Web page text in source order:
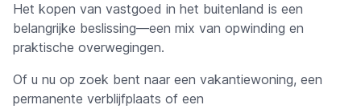
Het kopen van vastgoed in het buitenland is een
belangrijke beslissing—een mix van opwinding en
praktische overwegingen.
Of u nu op zoek bent naar een vakantiewoning, een
permanente verblijfplaats of een